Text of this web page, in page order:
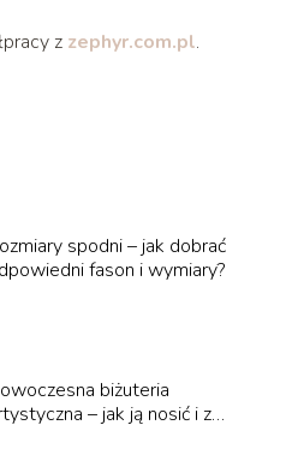
z zephyr.com.pl.
spodni – jak dobrać
fason i wymiary?
biżuteria
– jak ją nosić i z